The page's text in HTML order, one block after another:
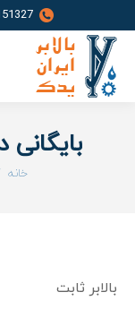
شما
خانه
بالابر ثابت